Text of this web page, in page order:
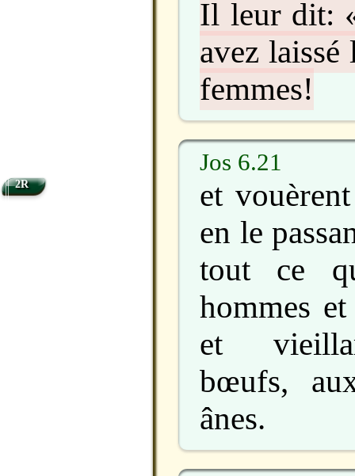
Il leur dit:
avez laissé
femmes!
Jos 6.21
et
en le
tout ce
hommes
et
bœufs,
ânes.
2R